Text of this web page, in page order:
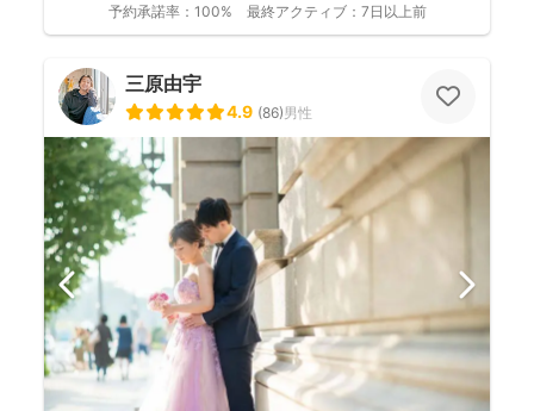
予約承諾率： 100% 最終アクティブ： 7日以上前
三原由宇
4.9 (86)男性